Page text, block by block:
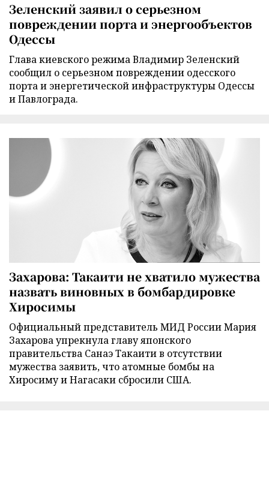
Зеленский заявил о серьезном
повреждении порта и энергообъектов
Одессы
Глава киевского режима Владимир Зеленский
сообщил о серьезном повреждении одесского
порта и энергетической инфраструктуры Одессы
и Павлограда.
Захарова: Такаити не хватило мужества
назвать виновных в бомбардировке
Хиросимы
Официальный представитель МИД России Мария
Захарова упрекнула главу японского
правительства Санаэ Такаити в отсутствии
мужества заявить, что атомные бомбы на
Хиросиму и Нагасаки сбросили США.